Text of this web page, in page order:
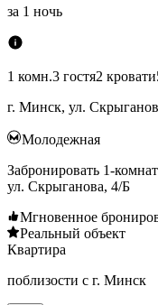
за 1 ночь
1 комн.3 гостя2 кровати
г. Минск, ул.
Молодежная
Забронировать 1-
ул. Скрыганова, 4/Б
Мгновенное
Реальный объект
Квартира
поблизости с г. Минск